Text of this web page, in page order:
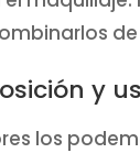
y
los